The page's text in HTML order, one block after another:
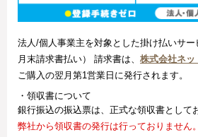
法人/個人事業主を対象とした掛け払いサ
月末請求書払い） 請求書は、 株式会社ネッ
ご購入の翌月第1営業日に発行されます。
・領収書について
銀行振込の振込票は、正式な領収書として
弊社から領収書の発行は行っておりません。